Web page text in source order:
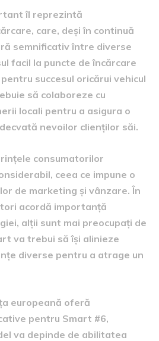
îl reprezintă
care, deși în continuă
semnificativ între diverse
facil la puncte de încărcare
succesul oricărui vehicul
să colaboreze cu
locali pentru a asigura o
nevoilor clienților săi.
consumatorilor
ceea ce impune o
de marketing și vânzare. În
acordă importanță
alții sunt mai preocupați de
va trebui să își alinieze
diverse pentru a atrage un
europeană oferă
pentru Smart #6,
va depinde de abilitatea